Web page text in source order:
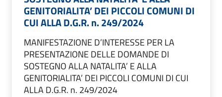
GENITORIALITA’ DEI PICCOLI COMUNI DI
CUI ALLA D.G.R. n. 249/2024
MANIFESTAZIONE D’INTERESSE PER LA
PRESENTAZIONE DELLE DOMANDE DI
SOSTEGNO ALLA NATALITA’ E ALLA
GENITORIALITA’ DEI PICCOLI COMUNI DI CUI
ALLA D.G.R. n. 249/2024